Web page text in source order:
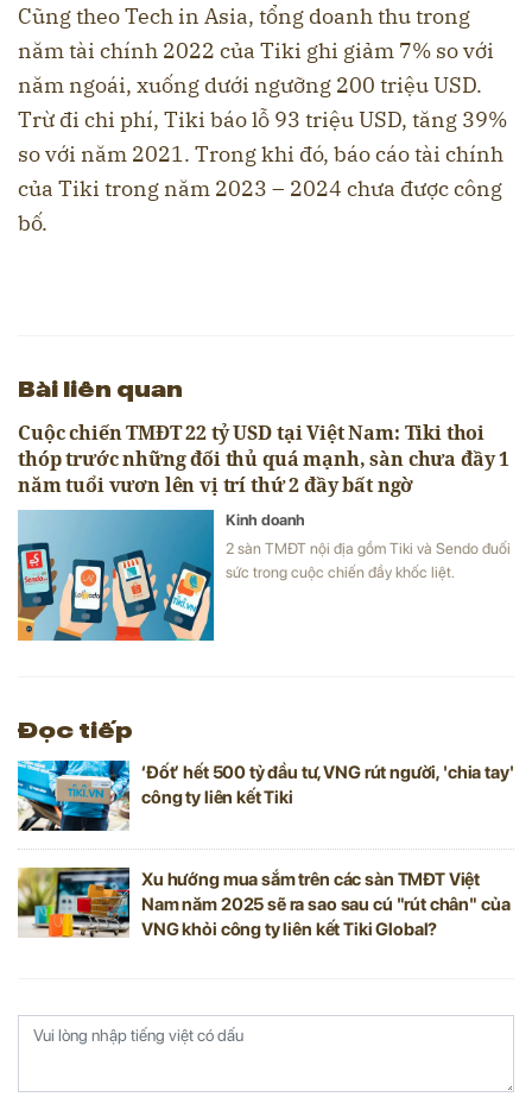
Cũng theo Tech in Asia, tổng doanh thu trong
năm tài chính 2022 của Tiki ghi giảm 7% so với
năm ngoái, xuống dưới ngưỡng 200 triệu USD.
Trừ đi chi phí, Tiki báo lỗ 93 triệu USD, tăng 39%
so với năm 2021. Trong khi đó, báo cáo tài chính
của Tiki trong năm 2023 – 2024 chưa được công
bố.
Bài liên quan
Cuộc chiến TMĐT 22 tỷ USD tại Việt Nam: Tiki thoi
thóp trước những đối thủ quá mạnh, sàn chưa đầy 1
năm tuổi vươn lên vị trí thứ 2 đầy bất ngờ
Kinh doanh
2 sàn TMĐT nội địa gồm Tiki và Sendo đuối
sức trong cuộc chiến đầy khốc liệt.
Đọc tiếp
‘Đốt’ hết 500 tỷ đầu tư, VNG rút người, 'chia tay'
công ty liên kết Tiki
Xu hướng mua sắm trên các sàn TMĐT Việt
Nam năm 2025 sẽ ra sao sau cú "rút chân" của
VNG khỏi công ty liên kết Tiki Global?